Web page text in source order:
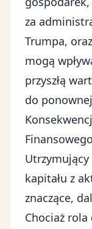
za
Trumpa,
mogą
przyszłą
do
Finansowego
kapitału z
znaczące,
Chociaż